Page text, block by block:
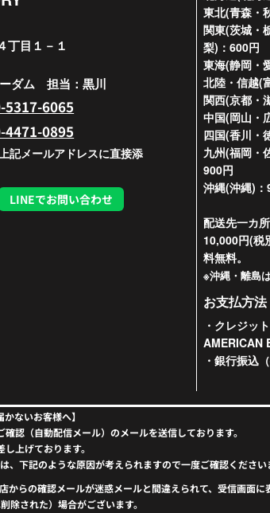
丁目１－１
ダム 担当：黒川
5317-6065
4471-0895
記メールアドレスに直接添
LINEでお問い合わせ
東北(青森・
関東(茨城・
梨)：600円
東海(静岡・
北陸・信越(
関西(京都・
中国(岡山・
四国(香川・
九州(福岡・
900円
沖縄(沖縄)
配送先一カ
10,000円(税
料無料。
※沖縄・離島
お支払方法
・クレジッ
AMERICAN
・銀行振込
かないお客様へ】
認（自動配信メール）のメールを送信しております。
上げております。
下記のような原因が考えられますので一度ご確認ください
らの確認メールが迷惑メールと間違えられて、受信画面
除された）場合がございます。